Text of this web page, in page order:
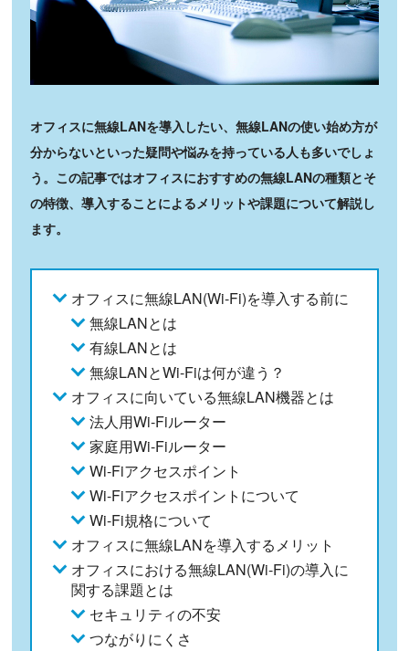
オフィスに無線LANを導入したい、無線LANの使い始め方が
分からないといった疑問や悩みを持っている人も多いでしょ
う。この記事ではオフィスにおすすめの無線LANの種類とそ
の特徴、導入することによるメリットや課題について解説し
ます。
オフィスに無線LAN(Wi-Fi)を導入する前に
無線LANとは
有線LANとは
無線LANとWi-Fiは何が違う？
オフィスに向いている無線LAN機器とは
法人用Wi-Fiルーター
家庭用Wi-Fiルーター
Wi-Fiアクセスポイント
Wi-Fiアクセスポイントについて
Wi-Fi規格について
オフィスに無線LANを導入するメリット
オフィスにおける無線LAN(Wi-Fi)の導入に
関する課題とは
セキュリティの不安
つながりにくさ